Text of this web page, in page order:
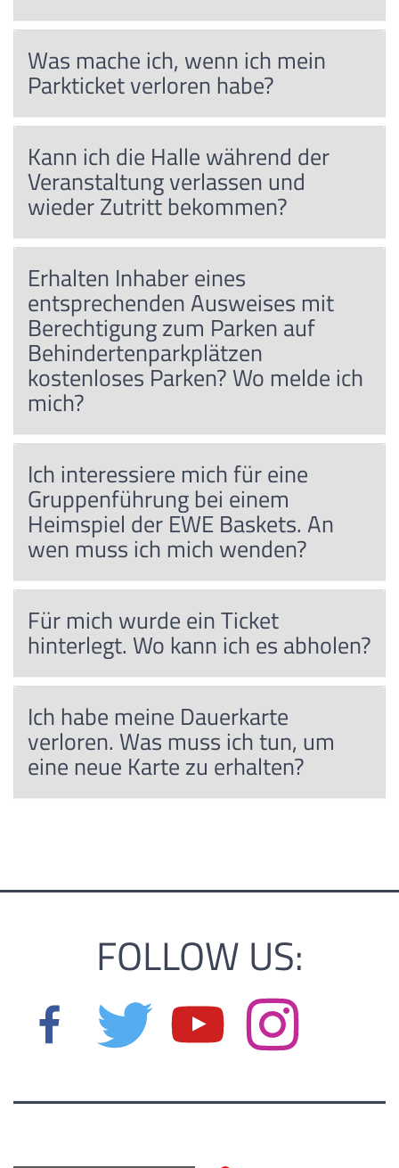
Was mache ich, wenn ich mein
Parkticket verloren habe?
Kann ich die Halle während der
Veranstaltung verlassen und
wieder Zutritt bekommen?
Erhalten Inhaber eines
entsprechenden Ausweises mit
Berechtigung zum Parken auf
Behindertenparkplätzen
kostenloses Parken? Wo melde ich
mich?
Ich interessiere mich für eine
Gruppenführung bei einem
Heimspiel der EWE Baskets. An
wen muss ich mich wenden?
Für mich wurde ein Ticket
hinterlegt. Wo kann ich es abholen?
Ich habe meine Dauerkarte
verloren. Was muss ich tun, um
eine neue Karte zu erhalten?
FOLLOW US: